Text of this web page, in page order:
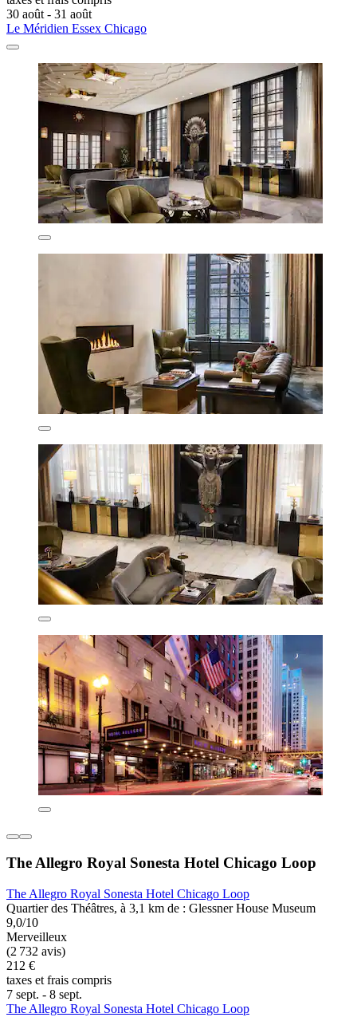
30 août - 31 août
Le Méridien Essex Chicago
The Allegro Royal Sonesta Hotel Chicago Loop
The Allegro Royal Sonesta Hotel Chicago Loop
Quartier des Théâtres, à 3,1 km de : Glessner House Museum
9,0/10
Merveilleux
(2 732 avis)
212 €
taxes et frais compris
7 sept. - 8 sept.
The Allegro Royal Sonesta Hotel Chicago Loop